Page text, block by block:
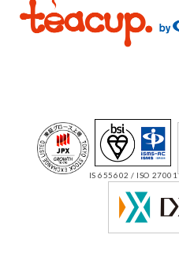
IS 655602 / ISO 27001